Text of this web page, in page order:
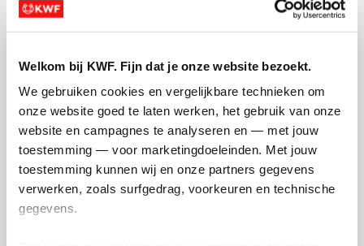
Welkom bij KWF. Fijn dat je onze website bezoekt.
We gebruiken cookies en vergelijkbare technieken om
onze website goed te laten werken, het gebruik van onze
website en campagnes te analyseren en — met jouw
toestemming — voor marketingdoeleinden. Met jouw
toestemming kunnen wij en onze partners gegevens
verwerken, zoals surfgedrag, voorkeuren en technische
gegevens.Ik wil bijdragen aan de transactiekosten